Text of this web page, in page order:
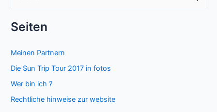
h
c
Seiten
Meinen Partnern
Die Sun Trip Tour 2017 in fotos
Wer bin ich ?
Rechtliche hinweise zur website